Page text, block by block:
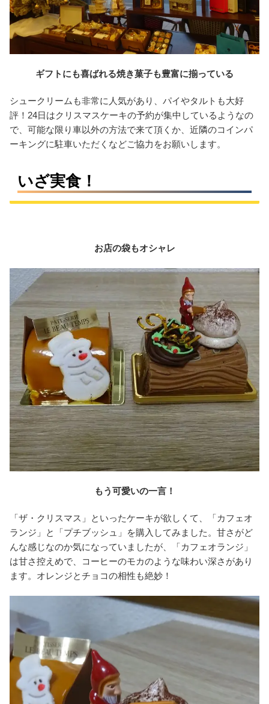
ギフトにも喜ばれる焼き菓子も豊富に揃っている
シュークリームも非常に人気があり、パイやタルトも大好
評！24日はクリスマスケーキの予約が集中しているようなの
で、可能な限り車以外の方法で来て頂くか、近隣のコインパ
ーキングに駐車いただくなどご協力をお願いします。
いざ実食！
お店の袋もオシャレ
もう可愛いの一言！
「ザ・クリスマス」といったケーキが欲しくて、「カフェオ
ランジ」と「プチブッシュ」を購入してみました。甘さがど
んな感じなのか気になっていましたが、「カフェオランジ」
は甘さ控えめで、コーヒーのモカのような味わい深さがあり
ます。オレンジとチョコの相性も絶妙！